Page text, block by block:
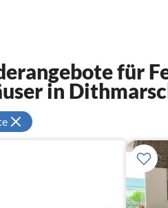
für
in